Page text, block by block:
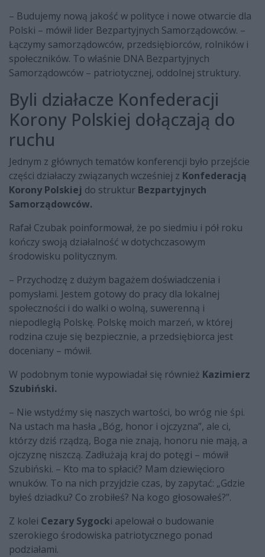
– Budujemy nową jakość w polityce i nowe otwarcie dla
Polski – mówił lider Bezpartyjnych Samorządowców. –
Łączymy samorządowców, przedsiębiorców, rolników i
społeczników. To właśnie DNA Bezpartyjnych
Samorządowców – patriotycznej, oddolnej struktury.
Byli działacze Konfederacji
Korony Polskiej dołączają do
ruchu
Jednym z głównych tematów konferencji było przejście
części działaczy związanych wcześniej z Konfederacją
Korony Polskiej do struktur Bezpartyjnych
Samorządowców.
Rafał Czubak poinformował, że po siedmiu i pół roku
kończy swoją działalność w dotychczasowym
środowisku politycznym.
– Przychodzę z dużym bagażem doświadczenia i
pomysłami. Jestem gotowy do pracy dla lokalnej
społeczności i do walki o wolną, suwerenną i
niepodległą Polskę. Polskę moich marzeń, w której
rodzina czuje się bezpiecznie, a przedsiębiorca jest
doceniany – mówił.
W podobnym tonie wypowiadał się również Kazimierz
Szubiński.
– Nie wstydźmy się naszych wartości, bo wróg nie śpi.
Na ustach ma hasła „Bóg, honor i ojczyzna”, ale ci,
którzy dziś rządzą, Boga nie znają, honoru nie mają, a
ojczyznę niszczą. Zadłużają kraj do potęgi – mówił
Szubiński. – Kto ma to spłacić? Mam dziewięcioro
wnuków. To na nich przyjdzie czas, by zapytać: „Gdzie
byłeś dziadku? Co zrobiłeś? Na kogo głosowałeś?”.
Z kolei Cezary Sygocki apelował o budowanie
szerokiego środowiska patriotycznego ponad
podziałami.